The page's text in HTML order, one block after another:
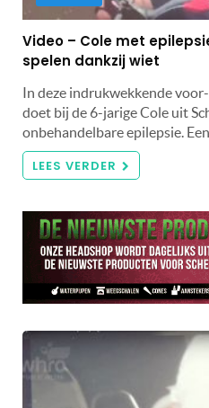
Video – Cole met
spelen dankzij wiet
In deze indrukwekkende
doet bij de 6-jarige Cole uit
onbehandelbare epilepsie.
LEES VERDER